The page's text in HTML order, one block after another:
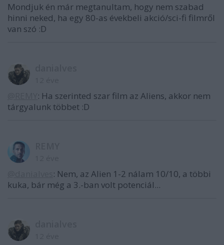
Mondjuk én már megtanultam, hogy nem szabad
hinni neked, ha egy 80-as évekbeli akció/sci-fi filmről
van szó :D
: Ha szerinted szar film az Aliens, akkor nem
tárgyalunk többet :D
: Nem, az Alien 1-2 nálam 10/10, a többi
kuka, bár még a 3.-ban volt potenciál...